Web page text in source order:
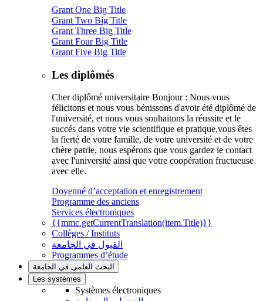
Grant One Big Title
Grant Two Big Title
Grant Three Big Title
Grant Four Big Title
Grant Five Big Title
Les diplômés
Cher diplômé universitaire Bonjour : Nous vous
félicitons et nous vous bénissons d'avoir été diplômé de
l'université, et nous vous souhaitons la réussite et le
succés dans votre vie scientifique et pratique,vous êtes
la fierté de votre famille, de votre université et de votre
chère patrie, nous espérons que vous gardez le contact
avec l'université ainsi que votre coopération fructueuse
avec elle.
Doyenné d’acceptation et enregistrement
Programme des anciens
Services électroniques
{{mmc.getCurrentTranslation(item.Title)}}
Collèges / Instituts
القبول في الجامعة
Programmes d’étude
البحث العلمي في الجامعة
Les systèmes
Systèmes électroniques